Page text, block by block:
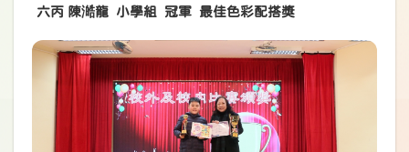
六丙 陳澔龍 小學組 冠軍 最佳色彩配搭獎